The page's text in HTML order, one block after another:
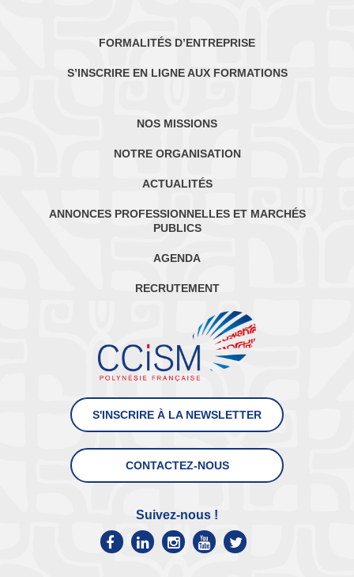
FORMALITÉS D’ENTREPRISE
S’INSCRIRE EN LIGNE AUX FORMATIONS
NOS MISSIONS
NOTRE ORGANISATION
ACTUALITÉS
ANNONCES PROFESSIONNELLES ET MARCHÉS
PUBLICS
AGENDA
RECRUTEMENT
S'INSCRIRE À LA NEWSLETTER
CONTACTEZ-NOUS
Suivez-nous !